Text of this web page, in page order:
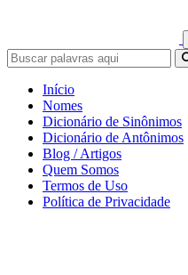
Início
Nomes
Dicionário de Sinônimos
Dicionário de Antônimos
Blog / Artigos
Quem Somos
Termos de Uso
Política de Privacidade